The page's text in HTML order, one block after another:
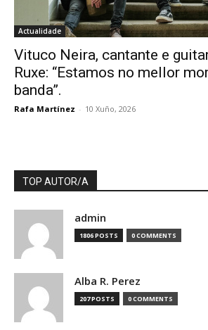
Actualidade
Vituco Neira, cantante e
Ruxe: “Estamos no mellor
banda”.
Rafa Martínez - 10 Xuño, 2026
TOP AUTOR/A
admin
1806 POSTS 0 COMMENTS
Alba R. Perez
207 POSTS 0 COMMENTS